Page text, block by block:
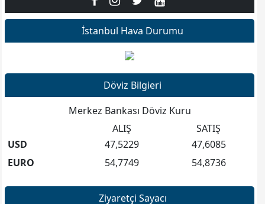
İstanbul Hava Durumu
Döviz Bilgieri
Merkez Bankası Döviz Kuru
ALIŞ
SATIŞ
USD
47,5229
47,6085
EURO
54,7749 54,8736
Ziyaretçi Sayacı